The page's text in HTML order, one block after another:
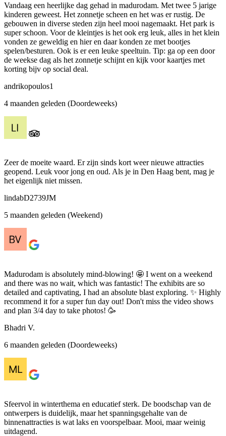
Vandaag een heerlijke dag gehad in madurodam. Met twee 5 jarige
kinderen geweest. Het zonnetje scheen en het was er rustig. De
gebouwen in diverse steden zijn heel mooi nagemaakt. Het park is
super schoon. Voor de kleintjes is het ook erg leuk, alles in het klein
vonden ze geweldig en hier en daar konden ze met bootjes
spelen/besturen. Ook is er een leuke speeltuin. Tip: ga op een door
de weekse dag als het zonnetje schijnt en kijk voor kaartjes met
korting bijv op social deal.
andrikopoulos1
4 maanden geleden (Doordeweeks)
Zeer de moeite waard. Er zijn sinds kort weer nieuwe attracties
geopend. Leuk voor jong en oud. Als je in Den Haag bent, mag je
het eigenlijk niet missen.
lindabD2739JM
5 maanden geleden (Weekend)
Madurodam is absolutely mind-blowing! 🤩 I went on a weekend
and there was no wait, which was fantastic! The exhibits are so
detailed and captivating, I had an absolute blast exploring. ✨ Highly
recommend it for a super fun day out! Don't miss the video shows
and plan 3/4 day to take photos! 🥳
Bhadri V.
6 maanden geleden (Doordeweeks)
Sfeervol in winterthema en educatief sterk. De boodschap van de
ontwerpers is duidelijk, maar het spanningsgehalte van de
binnenattracties is wat laks en voorspelbaar. Mooi, maar weinig
uitdagend.